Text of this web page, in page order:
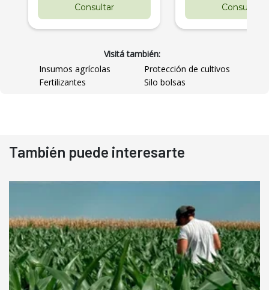
Consultar Consultar
Visitá también:
Insumos agrícolas
Protección de cultivos
Fertilizantes
Silo bolsas
También puede interesarte